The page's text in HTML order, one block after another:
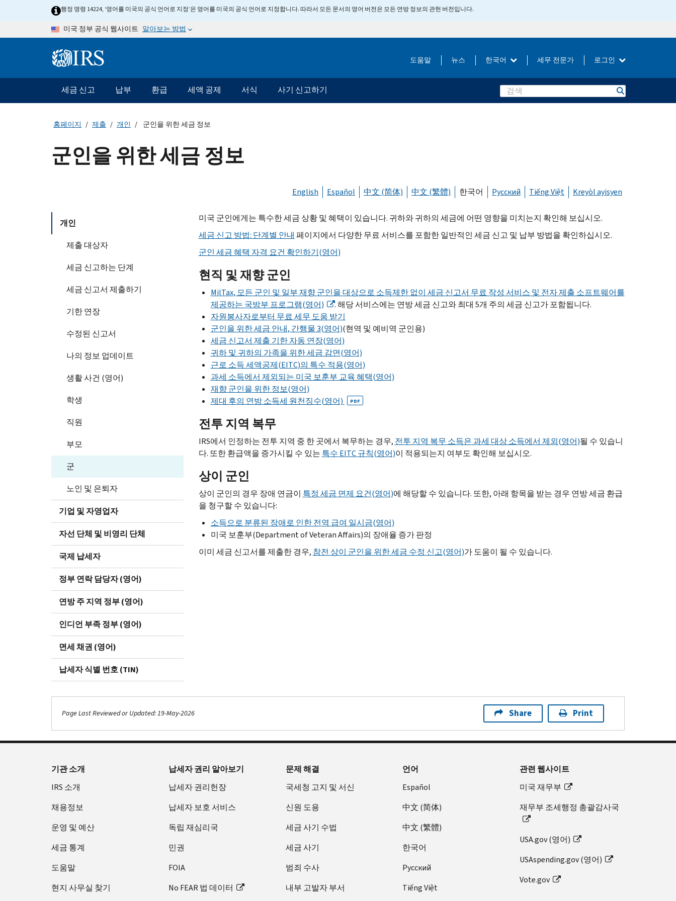
Skip to main content행정 명령 14224, ‘영어를 미국의 공식 언어로 지정’은 영어를 미국의 공식 언어로 지정합니다. 따라서 모든 문서의 영어 버전은 모든 연방 정보의 관헌 버전입니다.
미국 정부 공식 웹사이트 알아보는 방법
Information Menu 도움말 뉴스 한국어 세무 전문가 로그인
메인 네비게이션 바
세금 신고 납부 환급 세액 공제 서식 사기 신고하기 Search
홈페이지 제출 개인 군인을 위한 세금 정보
군인을 위한 세금 정보
English Español 中文 (简体) 中文 (繁體) 한국어 Русский Tiếng Việt Kreyòl ayisyen
개인
제출 대상자
세금 신고하는 단계
세금 신고서 제출하기
기한 연장
수정된 신고서
나의 정보 업데이트
생활 사건 (영어)
학생
직원
부모
군
노인 및 은퇴자
기업 및 자영업자
자선 단체 및 비영리 단체
국제 납세자
정부 연락 담당자 (영어)
연방 주 지역 정부 (영어)
인디언 부족 정부 (영어)
면세 채권 (영어)
납세자 식별 번호 (TIN)
미국 군인에게는 특수한 세금 상황 및 혜택이 있습니다. 귀하와 귀하의 세금에 어떤 영향을 미치는지 확인해 보십시오.
세금 신고 방법: 단계별 안내 페이지에서 다양한 무료 서비스를 포함한 일반적인 세금 신고 및 납부 방법을 확인하십시오.
군인 세금 혜택 자격 요건 확인하기(영어)
현직 및 재향 군인
MilTax, 모든 군인 및 일부 재향 군인을 대상으로 소득제한 없이 세금 신고서 무료 작성 서비스 및 전자 제출 소프트웨어를
제공하는 국방부 프로그램(영어)
. 해당 서비스에는 연방 세금 신고와 최대 5개 주의 세금 신고가 포함됩니다.
자원봉사자로부터 무료 세무 도움 받기
군인을 위한 세금 안내, 간행물 3(영어)(현역 및 예비역 군인용)
세금 신고서 제출 기한 자동 연장(영어)
귀하 및 귀하의 가족을 위한 세금 감면(영어)
근로 소득 세액공제(EITC)의 특수 적용(영어)
과세 소득에서 제외되는 미국 보훈부 교육 혜택(영어)
재향 군인을 위한 정보(영어)
제대 후의 연방 소득세 원천징수(영어)
PDF
전투 지역 복무
IRS에서 인정하는 전투 지역 중 한 곳에서 복무하는 경우, 전투 지역 복무 소득은 과세 대상 소득에서 제외(영어)될 수 있습니
다. 또한 환급액을 증가시킬 수 있는 특수 EITC규칙(영어)이 적용되는지 여부도 확인해 보십시오.
상이 군인
상이 군인의 경우 장애 연금이 특정 세금 면제 요건(영어)에 해당할 수 있습니다. 또한, 아래 항목을 받는 경우 연방 세금 환급
을 청구할 수 있습니다:
소득으로 분류된 장애로 인한 전역 급여 일시금(영어)
미국 보훈부(Department of Veteran Affairs)의 장애율 증가 판정
이미 세금 신고서를 제출한 경우, 참전 상이 군인을 위한 세금 수정 신고(영어)가 도움이 될 수 있습니다.
Page Last Reviewed or Updated: 19-May-2026 Share Print
Footer Navigation
기관 소개
IRS 소개
채용정보
운영 및 예산
세금 통계
도움말
현지 사무실 찾기
납세자 권리 알아보기
납세자 권리헌장
납세자 보호 서비스
독립 재심리국
민권
FOIA
No FEAR 법 데이터
문제 해결
국세청 고지 및 서신
신원 도용
세금 사기 수법
세금 사기
범죄 수사
내부 고발자 부서
언어
Español
中文 (简体)
中文 (繁體)
한국어
Pусский
Tiếng Việt
관련 웹사이트
미국 재무부
재무부 조세행정 총괄감사국
USA.gov (영어)
USAspending.gov (영어)
Vote.gov